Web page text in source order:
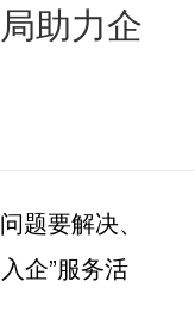
助力企
题要解决、
企”服务活